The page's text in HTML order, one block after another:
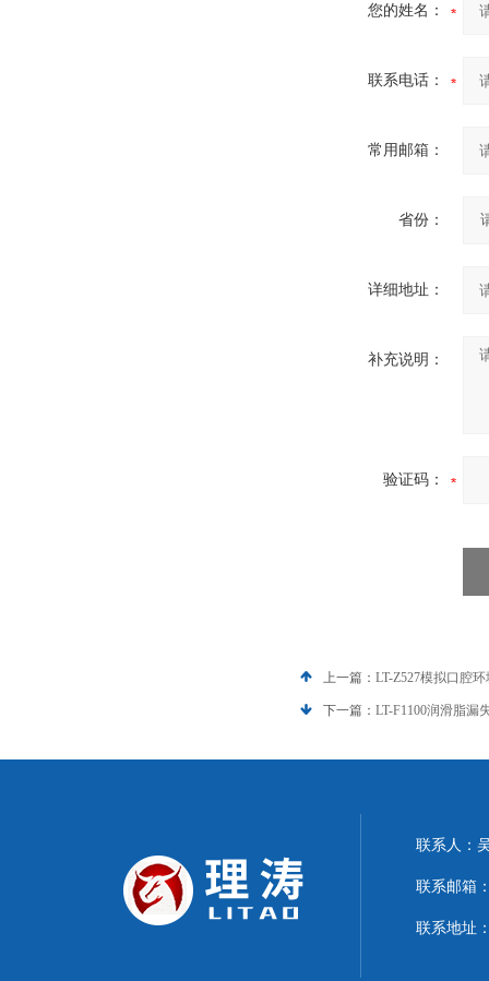
您的姓名：
联系电话：
常用邮箱：
省份：
详细地址：
补充说明：
验证码：
上一篇： LT-Z527模拟口腔
下一篇： LT-F1100润滑脂漏
联系人：
联系邮箱
联系地址